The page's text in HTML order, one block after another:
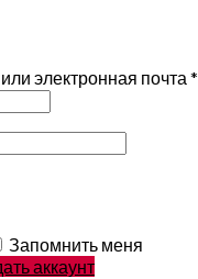
электронная почта *
Запомнить меня
аккаунт